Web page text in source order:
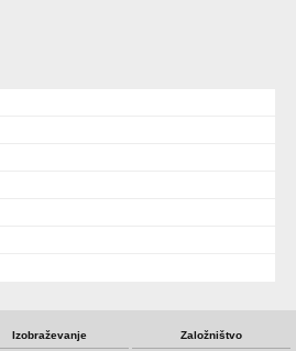
Izobraževanje Založništvo